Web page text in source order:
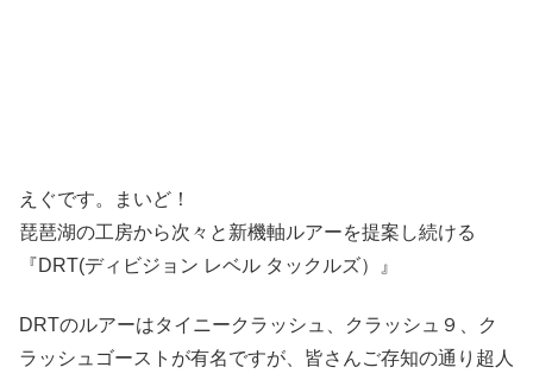
えぐです。まいど！
琵琶湖の工房から次々と新機軸ルアーを提案し続ける
『DRT(ディビジョン レベル タックルズ）』
DRTのルアーはタイニークラッシュ、クラッシュ９、ク
ラッシュゴーストが有名ですが、皆さんご存知の通り超人